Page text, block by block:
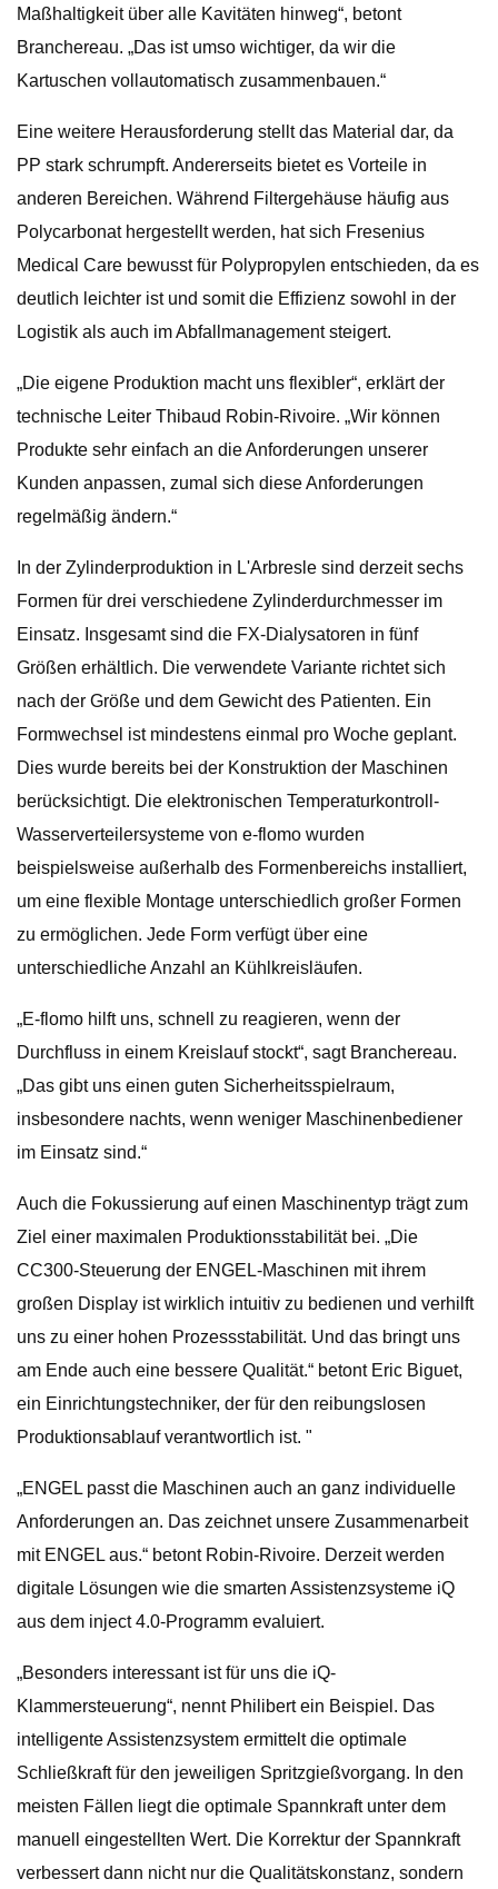
Maßhaltigkeit über alle Kavitäten hinweg“, betont
Branchereau. „Das ist umso wichtiger, da wir die
Kartuschen vollautomatisch zusammenbauen.“
Eine weitere Herausforderung stellt das Material dar, da
PP stark schrumpft. Andererseits bietet es Vorteile in
anderen Bereichen. Während Filtergehäuse häufig aus
Polycarbonat hergestellt werden, hat sich Fresenius
Medical Care bewusst für Polypropylen entschieden, da es
deutlich leichter ist und somit die Effizienz sowohl in der
Logistik als auch im Abfallmanagement steigert.
„Die eigene Produktion macht uns flexibler“, erklärt der
technische Leiter Thibaud Robin-Rivoire. „Wir können
Produkte sehr einfach an die Anforderungen unserer
Kunden anpassen, zumal sich diese Anforderungen
regelmäßig ändern.“
In der Zylinderproduktion in L'Arbresle sind derzeit sechs
Formen für drei verschiedene Zylinderdurchmesser im
Einsatz. Insgesamt sind die FX-Dialysatoren in fünf
Größen erhältlich. Die verwendete Variante richtet sich
nach der Größe und dem Gewicht des Patienten. Ein
Formwechsel ist mindestens einmal pro Woche geplant.
Dies wurde bereits bei der Konstruktion der Maschinen
berücksichtigt. Die elektronischen Temperaturkontroll-
Wasserverteilersysteme von e-flomo wurden
beispielsweise außerhalb des Formenbereichs installiert,
um eine flexible Montage unterschiedlich großer Formen
zu ermöglichen. Jede Form verfügt über eine
unterschiedliche Anzahl an Kühlkreisläufen.
„E-flomo hilft uns, schnell zu reagieren, wenn der
Durchfluss in einem Kreislauf stockt“, sagt Branchereau.
„Das gibt uns einen guten Sicherheitsspielraum,
insbesondere nachts, wenn weniger Maschinenbediener
im Einsatz sind.“
Auch die Fokussierung auf einen Maschinentyp trägt zum
Ziel einer maximalen Produktionsstabilität bei. „Die
CC300-Steuerung der ENGEL-Maschinen mit ihrem
großen Display ist wirklich intuitiv zu bedienen und verhilft
uns zu einer hohen Prozessstabilität. Und das bringt uns
am Ende auch eine bessere Qualität.“ betont Eric Biguet,
ein Einrichtungstechniker, der für den reibungslosen
Produktionsablauf verantwortlich ist. "
„ENGEL passt die Maschinen auch an ganz individuelle
Anforderungen an. Das zeichnet unsere Zusammenarbeit
mit ENGEL aus.“ betont Robin-Rivoire. Derzeit werden
digitale Lösungen wie die smarten Assistenzsysteme iQ
aus dem inject 4.0-Programm evaluiert.
„Besonders interessant ist für uns die iQ-
Klammersteuerung“, nennt Philibert ein Beispiel. Das
intelligente Assistenzsystem ermittelt die optimale
Schließkraft für den jeweiligen Spritzgießvorgang. In den
meisten Fällen liegt die optimale Spannkraft unter dem
manuell eingestellten Wert. Die Korrektur der Spannkraft
verbessert dann nicht nur die Qualitätskonstanz, sondern